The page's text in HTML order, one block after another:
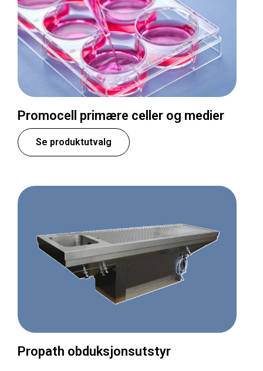
Promocell primære celler og medier
Se produktutvalg
Propath obduksjonsutstyr